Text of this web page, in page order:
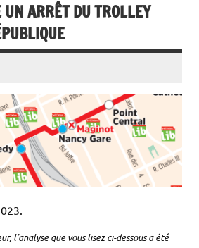
ARRÊT DU TROLLEY
l’analyse que vous lisez ci-dessous a été